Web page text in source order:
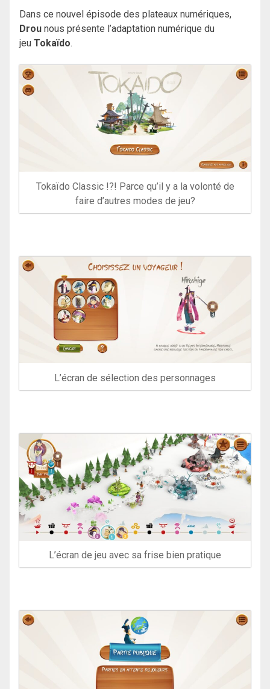
Dans ce nouvel épisode des plateaux numériques,
Drou nous présente l’adaptation numérique du
jeu Tokaïdo.
Tokaïdo Classic !?! Parce qu’il y a la volonté de
faire d’autres modes de jeu?
L’écran de sélection des personnages
L’écran de jeu avec sa frise bien pratique